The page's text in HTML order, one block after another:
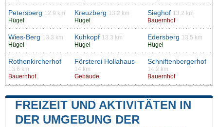
Petersberg 12.9 km
Hügel
Kreuzberg 13.2 km
Hügel
Sieghof 13.2 km
Bauernhof
Wies-Berg 13.3 km
Hügel
Kuhkopf 13.3 km
Hügel
Edersberg 13.5 km
Hügel
Rothenkircherhof
13.6 km
Bauernhof
Försterei Hollahaus
14 km
Gebäude
Schniftenbergerhof
14.2 km
Bauernhof
FREIZEIT UND AKTIVITÄTEN IN
DER UMGEBUNG DER